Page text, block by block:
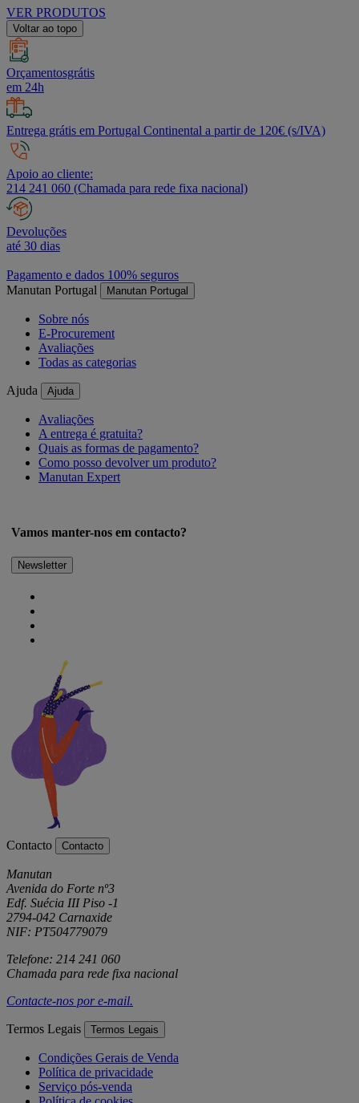
VER PRODUTOS
Voltar ao topo
Orçamentosgrátis
em 24h
Entrega grátis em Portugal Continental a partir de 120€ (s/IVA)
Apoio ao cliente:
214 241 060 (Chamada para rede fixa nacional)
Devoluções
até 30 dias
Pagamento e dados 100% seguros
Manutan Portugal
Manutan Portugal
Sobre nós
E-Procurement
Avaliações
Todas as categorias
Ajuda Ajuda
Avaliações
A entrega é gratuita?
Quais as formas de pagamento?
Como posso devolver um produto?
Manutan Expert
Vamos manter-nos em contacto?
Newsletter
Contacto Contacto
Manutan
Avenida do Forte nº3
Edf. Suécia III Piso -1
2794-042 Carnaxide
NIF: PT504779079
Telefone: 214 241 060
Chamada para rede fixa nacional
Contacte-nos pore-mail.
Termos Legais Termos Legais
Condições Gerais de Venda
Política de privacidade
Serviço pós-venda